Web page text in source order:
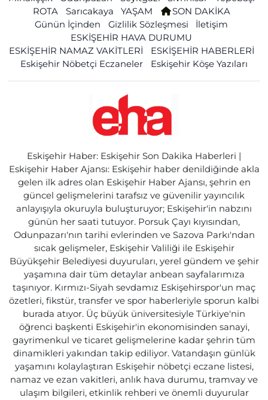
ROTA
Sarıcakaya YAŞAM
SON DAKİKA
Günün İçinden
Gizlilik Sözleşmesi
İletişim
ESKİŞEHİR HAVA DURUMU
ESKİŞEHİR NAMAZ VAKİTLERİ
ESKİŞEHİR HABERLERİ
Eskişehir Nöbetçi Eczaneler
Eskişehir Köşe Yazıları
Eskişehir Haber: Eskişehir Son Dakika Haberleri |
Eskişehir Haber Ajansı: Eskişehir haber denildiğinde akla
gelen ilk adres olan Eskişehir Haber Ajansı, şehrin en
güncel gelişmelerini tarafsız ve güvenilir yayıncılık
anlayışıyla okuruyla buluşturuyor; Eskişehir'in nabzını
günün her saati tutuyor. Porsuk Çayı kıyısından,
Odunpazarı'nın tarihi evlerinden ve Sazova Parkı'ndan
sıcak gelişmeler, Eskişehir Valiliği ile Eskişehir
Büyükşehir Belediyesi duyuruları, yerel gündem ve şehir
yaşamına dair tüm detaylar anbean sayfalarımıza
taşınıyor. Kırmızı-Siyah sevdamız Eskişehirspor'un maç
özetleri, fikstür, transfer ve spor haberleriyle sporun kalbi
burada atıyor. Üç büyük üniversitesiyle Türkiye'nin
öğrenci başkenti Eskişehir'in ekonomisinden sanayi,
gayrimenkul ve ticaret gelişmelerine kadar şehrin tüm
dinamikleri yakından takip ediliyor. Vatandaşın günlük
yaşamını kolaylaştıran Eskişehir nöbetçi eczane listesi,
namaz ve ezan vakitleri, anlık hava durumu, tramvay ve
ulaşım bilgileri, etkinlik rehberi ve önemli duyurular